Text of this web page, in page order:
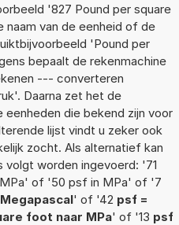
'827 Pound per square
van de eenheid of de
'Pound per
bepaalt de rekenmachine
--- converteren
Daarna zet het de
eenheden die bekend zijn voor
lijst vindt u zeker ook
zocht. Als alternatief kan
volgt worden ingevoerd: '71
of '50 psf in MPa' of '7
' of '42 psf =
foot naar MPa' of '13 psf